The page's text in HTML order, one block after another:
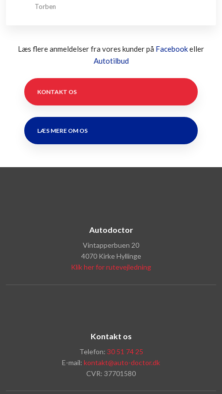
Torben
Læs flere anmeldelser fra vores kunder på Facebookeller
Autotilbud
KONTAKT OS
LÆS MERE OM OS
Autodoctor
Vintapperbuen 20
4070 Kirke Hyllinge
Klik her for rutevejledning
Kontakt os
Telefon: 30 51 74 25
E-mail: kontakt@auto-doctor.dk
CVR: 37701580